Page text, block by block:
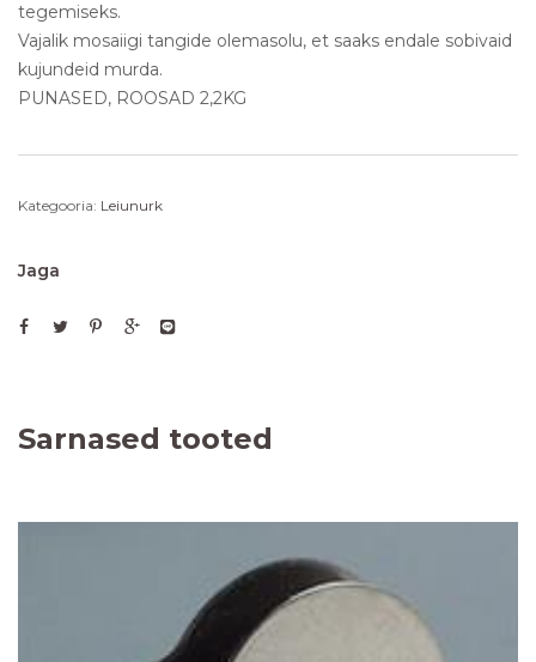
tegemiseks.
Vajalik mosaiigi tangide olemasolu, et saaks endale sobivaid
kujundeid murda.
PUNASED, ROOSAD 2,2KG
Kategooria: Leiunurk
Jaga
Sarnased tooted